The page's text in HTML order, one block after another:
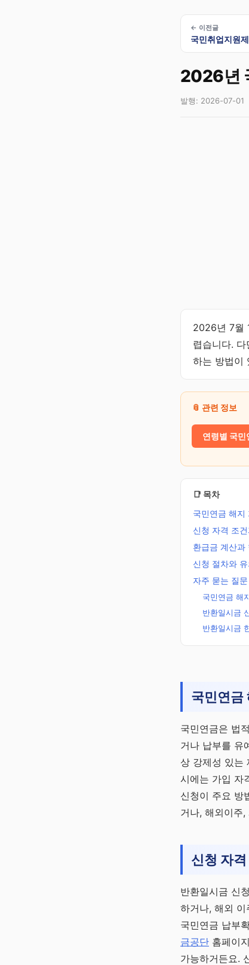
← 이전글
국민취업지원
2026년
발행: 2026-07-01
2026년 7월
렵습니다.
하는 방법이
📎 관련 정보
연령별 국민
📑 목차
국민연금 해지
신청 자격 조
환급금 계산과
신청 절차와
자주 묻는 질문
국민연금 해
반환일시금
반환일시금
알리미
로 만드는 평생
채널 바로가기
국민연금
국민연금은 법
거나 납부를 유
상 강제성 있는
시에는 가입 자
신청이 주요 방
거나, 해외이주
신청 자
반환일시금 신
하거나, 해외
국민연금 납부
금공단 홈페이
가능하거든요.